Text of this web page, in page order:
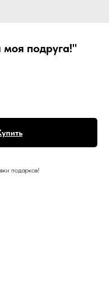
подруга!"
подарков!